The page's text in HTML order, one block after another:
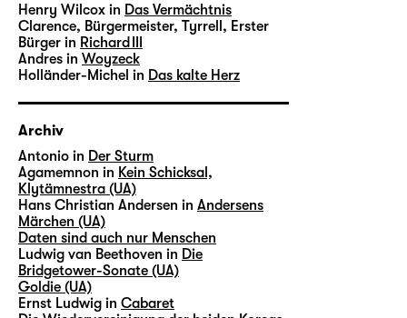
Henry Wilcox in Das Vermächtnis
Clarence, Bürgermeister, Tyrrell, Erster
Bürger in Richard III
Andres in Woyzeck
Holländer-Michel in Das kalte Herz
Archiv
Antonio in Der Sturm
Agamemnon in Kein Schicksal,
Klytämnestra (UA)
Hans Christian Andersen in Andersens
Märchen (UA)
Daten sind auch nur Menschen
Ludwig van Beethoven in Die
Bridgetower-Sonate (UA)
Goldie (UA)
Ernst Ludwig in Cabaret